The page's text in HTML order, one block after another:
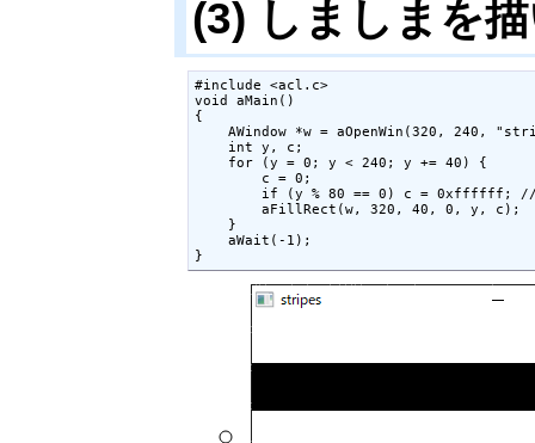
(3) しましまを
#include <acl.c>
void aMain()
{
AWindow *w = aOpenWin(320, 240,
    int y, c;
    for (y = 0; y < 240; y += 40) {
        c = 0;
if (y % 80 == 0) c = 0xffffff; //
        aFillRect(w, 320, 40, 0, y, c);
    }
    aWait(-1);
}